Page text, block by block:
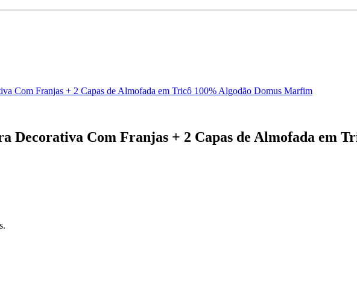
Com Franjas + 2 Capas de Almofada em Tricô 100% Algodão Domus Marfim
Decorativa Com Franjas + 2 Capas de Almofada em